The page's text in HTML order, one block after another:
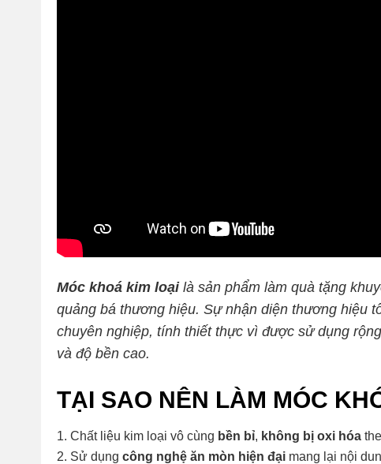
Móc khoá kim loại là sản phẩm làm quà tặng
quảng bá thương hiệu. Sự nhận diện thương hiệu
chuyên nghiệp, tính thiết thực vì được sử dụng
và độ bền cao.
TẠI SAO NÊN LÀM MÓC
Chất liệu kim loại vô cùng bền bỉ, không bị oxi hóa
Sử dụng công nghệ ăn mòn hiện đại mang lại nội